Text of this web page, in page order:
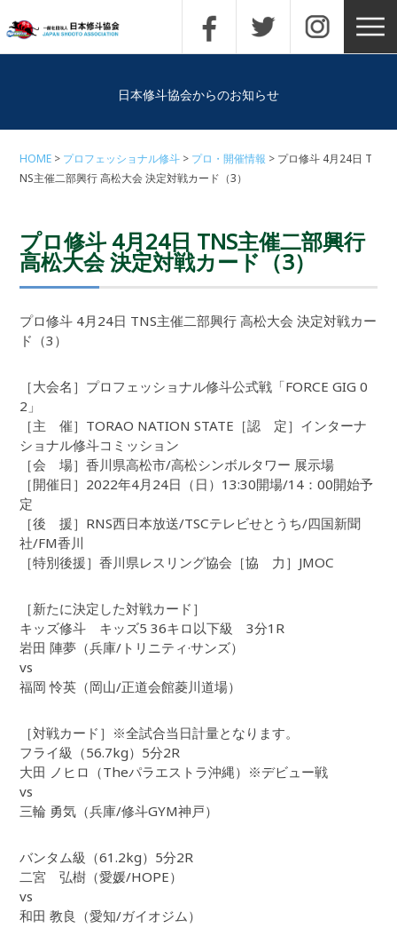
日本修斗協会からのお知らせ
HOME プロフェッショナル修斗 プロ・開催情報
プロ修斗 4月24日 T
NS主催二部興行 高松大会 決定対戦カード（3）
プロ修斗 4月24日 TNS主催二部興行
高松大会 決定対戦カード（3）
プロ修斗 4月24日 TNS主催二部興行 高松大会 決定対戦カー
ド（3）
［大会名］プロフェッショナル修斗公式戦「FORCE GIG 0
2」
［主 催］TORAO NATION STATE［認 定］インターナ
ショナル修斗コミッション
［会 場］香川県高松市/高松シンボルタワー 展示場
［開催日］2022年4月24日（日）13:30開場/14：00開始予
定
［後 援］RNS西日本放送/TSCテレビせとうち/四国新聞
社/FM香川
［特別後援］香川県レスリング協会［協 力］JMOC
［新たに決定した対戦カード］
キッズ修斗 キッズ5 36キロ以下級 3分1R
岩田 陣夢（兵庫/トリニティ·サンズ）
vs
福岡 怜英（岡山/正道会館菱川道場）
［対戦カード］※全試合当日計量となります。
フライ級（56.7kg）5分2R
大田 ノヒロ（Theパラエストラ沖縄）※デビュー戦
vs
三輪 勇気（兵庫/修斗GYM神戸）
バンタム級（61.2kg）5分2R
二宮 弘樹（愛媛/HOPE）
vs
和田 教良（愛知/ガイオジム）